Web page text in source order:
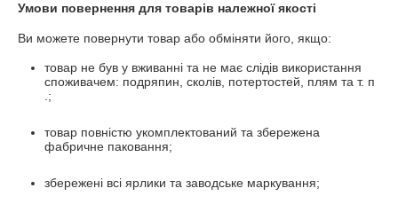
Умови повернення для товарів належної якості
Ви можете повернути товар або обміняти його, якщо:
товар не був у вживанні та не має слідів використання
споживачем: подряпин, сколів, потертостей, плям та т. п
.;
товар повністю укомплектований та збережена
фабричне паковання;
збережені всі ярлики та заводське маркування;